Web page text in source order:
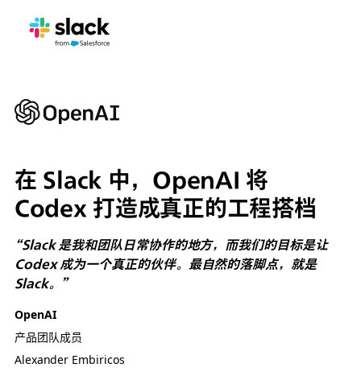
在 Slack 中，OpenAI 将
Codex 打造成真正的工程搭档
“Slack 是我和团队日常协作的地方，而我们的目标是让
Codex 成为一个真正的伙伴。最自然的落脚点，就是
Slack。”
OpenAI
产品团队成员
Alexander Embiricos